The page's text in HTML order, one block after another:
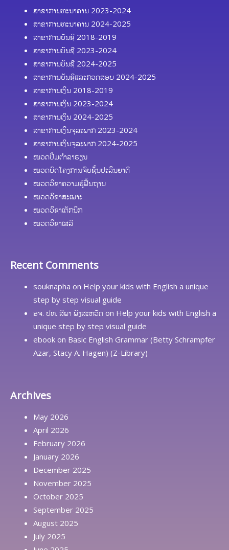
ສາຂາການທະນາຄານ 2023-2024
ສາຂາການທະນາຄານ 2024-2025
ສາຂາການບັນຊີ 2018-2019
ສາຂາການບັນຊີ 2023-2024
ສາຂາການບັນຊີ 2024-2025
ສາຂາການບັນຊີແລະກວດສອບ 2024-2025
ສາຂາການເງິນ 2018-2019
ສາຂາການເງິນ 2023-2024
ສາຂາການເງິນ 2024-2025
ສາຂາການເງິນຈຸລະພາກ 2023-2024
ສາຂາການເງິນຈຸລະພາກ 2024-2025
ໜວດປຶ້ມຕຳລາຮຽນ
ໝວດບົດໂຄງການຈົບຊັ້ນປະລິນຍາຕີ
ໝວດວິຊາຄວາມຮູ້ຟື້ນຖານ
ໝວດວິຊາສະເພາະ
ໝວດວິຊາເຕັກນິກ
ໝວດວິຊາເສລີ
Recent Comments
souknapha on Help your kids with English a unique
step by step visual guide
ອຈ. ປທ. ສີພາ ພົງສະຫວັດ on Help your kids with English a
unique step by step visual guide
ebook on Basic English Grammar (Betty Schrampfer
Azar, Stacy A. Hagen) (Z-Library)
Archives
May 2026
April 2026
February 2026
January 2026
December 2025
November 2025
October 2025
September 2025
August 2025
July 2025